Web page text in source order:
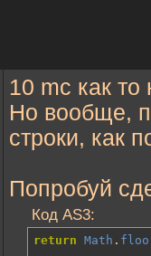
10 mc как
Но вообще,
строки, как
Попробуй
Код AS3:
return Math .